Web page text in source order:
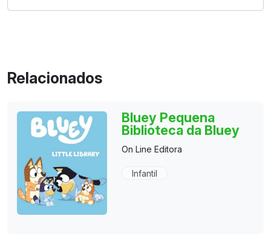
Relacionados
Bluey Pequena
Biblioteca da Bluey
On Line Editora
Infantil